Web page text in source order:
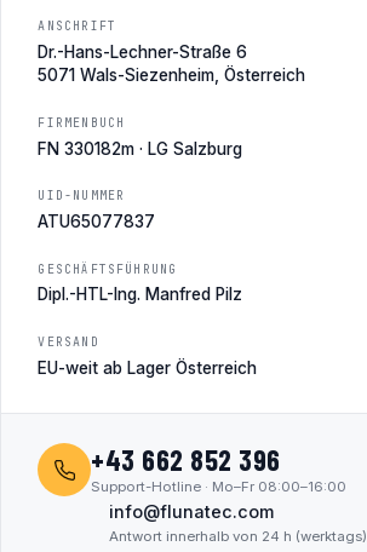
ANSCHRIFT
Dr.-Hans-Lechner-Straße 6
5071 Wals-Siezenheim, Österreich
FIRMENBUCH
FN 330182m · LG Salzburg
UID-NUMMER
ATU65077837
GESCHÄFTSFÜHRUNG
Dipl.-HTL-Ing. Manfred Pilz
VERSAND
EU-weit ab Lager Österreich
+43 662 852 396
Support-Hotline · Mo–Fr 08:00–16:00
info@flunatec.com
Antwort innerhalb von 24 h (werktags)